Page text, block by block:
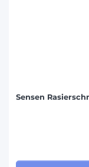
Sensen